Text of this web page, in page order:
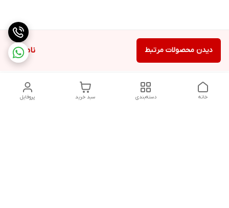
ناموجود دیدن محصولات مرتبط
پروفایل سبد خرید دسته‌بندی خانه